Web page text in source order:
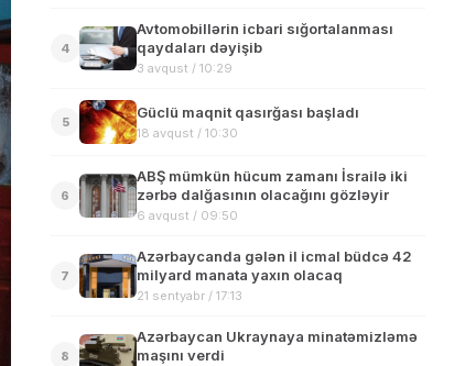
4
Avtomobillərin icbari sığortalanması
qaydaları dəyişib
3 avqust / 10:29
5
Güclü maqnit qasırğası başladı
18 avqust / 10:30
6
ABŞ mümkün hücum zamanı İsrailə iki
zərbə dalğasının olacağını gözləyir
6 avqust / 09:50
7
Azərbaycanda gələn il icmal büdcə 42
milyard manata yaxın olacaq
21 sentyabr / 17:13
8
Azərbaycan Ukraynaya minatəmizləmə
maşını verdi